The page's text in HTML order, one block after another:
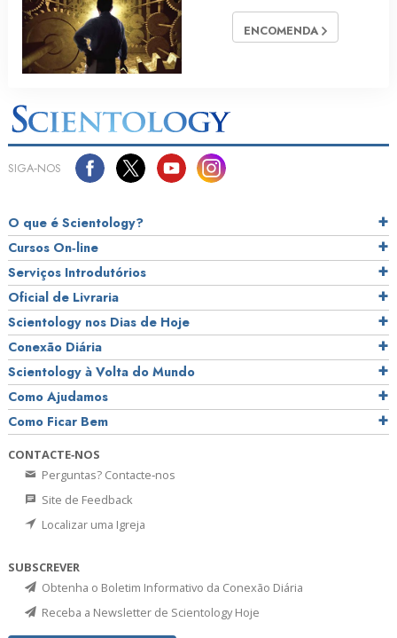
ENCOMENDA
SIGA‑NOS
O que é Scientology?
Cursos On‑line
Serviços Introdutórios
Oficial de Livraria
Scientology nos Dias de Hoje
Conexão Diária
Scientology à Volta do Mundo
Como Ajudamos
Como Ficar Bem
CONTACTE‑NOS
Perguntas? Contacte‑nos
Site de Feedback
Localizar uma Igreja
SUBSCREVER
Obtenha o Boletim Informativo da Conexão Diária
Receba a Newsletter de Scientology Hoje